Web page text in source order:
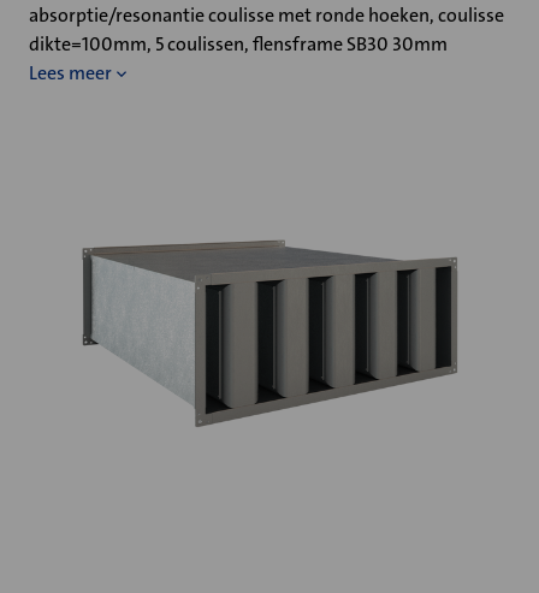
absorptie/resonantie coulisse met ronde hoeken, coulisse
dikte=100mm, 5 coulissen, flensframe SB30 30mm
Lees meer